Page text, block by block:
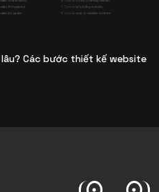
Các bước thiết kế website